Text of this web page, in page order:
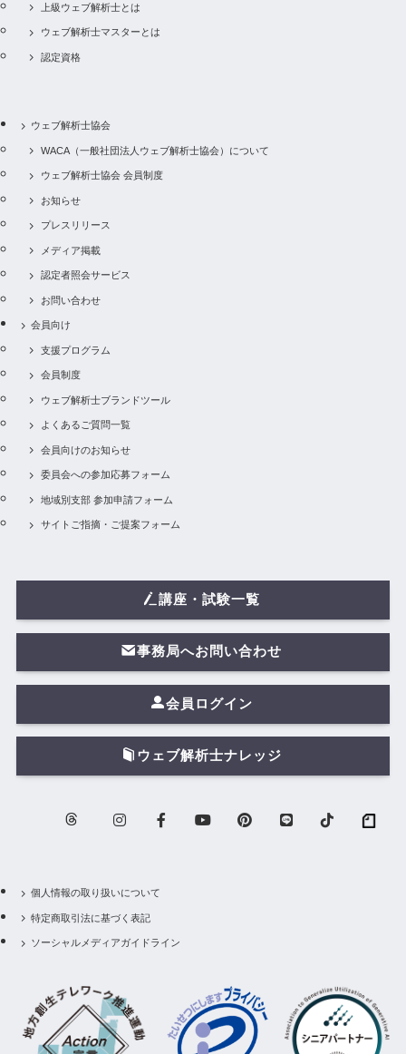
上級ウェブ解析士とは
ウェブ解析士マスターとは
認定資格
ウェブ解析士協会
WACA（一般社団法人ウェブ解析士協会）について
ウェブ解析士協会 会員制度
お知らせ
プレスリリース
メディア掲載
認定者照会サービス
お問い合わせ
会員向け
支援プログラム
会員制度
ウェブ解析士ブランドツール
よくあるご質問一覧
会員向けのお知らせ
委員会への参加応募フォーム
地域別支部 参加申請フォーム
サイトご指摘・ご提案フォーム
講座・試験一覧
事務局へお問い合わせ
会員ログイン
ウェブ解析士ナレッジ
個人情報の取り扱いについて
特定商取引法に基づく表記
ソーシャルメディアガイドライン